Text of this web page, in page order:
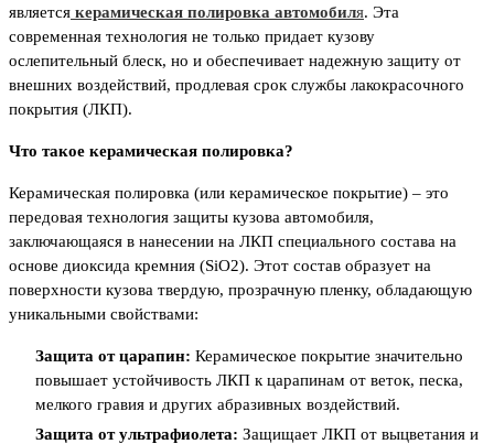
является керамическая полировка автомобиля. Эта
современная технология не только придает кузову
ослепительный блеск, но и обеспечивает надежную защиту от
внешних воздействий, продлевая срок службы лакокрасочного
покрытия (ЛКП).
Что такое керамическая полировка?
Керамическая полировка (или керамическое покрытие) – это
передовая технология защиты кузова автомобиля,
заключающаяся в нанесении на ЛКП специального состава на
основе диоксида кремния (SiO2). Этот состав образует на
поверхности кузова твердую, прозрачную пленку, обладающую
уникальными свойствами:
Защита от царапин: Керамическое покрытие значительно
повышает устойчивость ЛКП к царапинам от веток, песка,
мелкого гравия и других абразивных воздействий.
Защита от ультрафиолета: Защищает ЛКП от выцветания и